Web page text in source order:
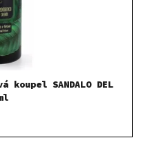
SANDALO DEL